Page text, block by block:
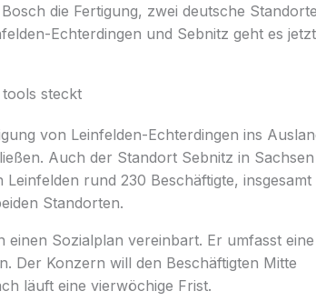
die Fertigung, zwei deutsche Standorte
Echterdingen und Sebnitz geht es
steckt
von Leinfelden-Echterdingen ins
Auch der Standort Sebnitz in
rund 230 Beschäftigte, insgesamt
Standorten.
Sozialplan vereinbart. Er umfasst eine
Der Konzern will den Beschäftigten Mitte
läuft eine vierwöchige Frist.